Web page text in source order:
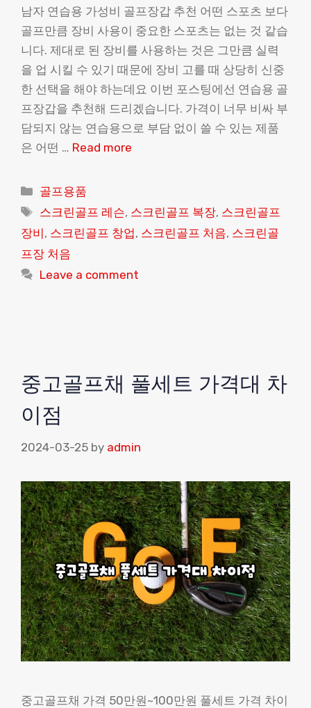
남자 연습용 가성비 골프장갑 추천 어떤 스포츠 보다
골프만큼 장비 사용이 중요한 스포츠는 없는 것 같습
니다. 제대로 된 장비를 사용하는 것은 그만큼 실력
을 업 시킬 수 있기 때문에 장비 고를 때 상당히 신중
한 선택을 해야 하는데요 이번 포스팅에선 연습용 골
프장갑을 추천해 드리겠습니다. 가격이 너무 비싸 부
담되지 않는 연습용으로 부담 없이 쓸 수 있는 제품
은 어떤 … Read more
Categories
골프용품
Tags
스크린골프 레슨, 스크린골프 복장, 스크린골프
장비, 스크린골프 창업, 스크린골프 처음, 스크린골
프장 처음
Leave a comment
중고골프채 풀세트 가격대 차
이점
2024-03-25 by admin
중고골프채 가격 50만원~100만원 풀세트 가격 차이